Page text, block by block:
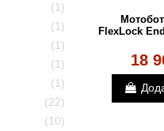
FlexLock
18
1
1
1
1
1
22
10